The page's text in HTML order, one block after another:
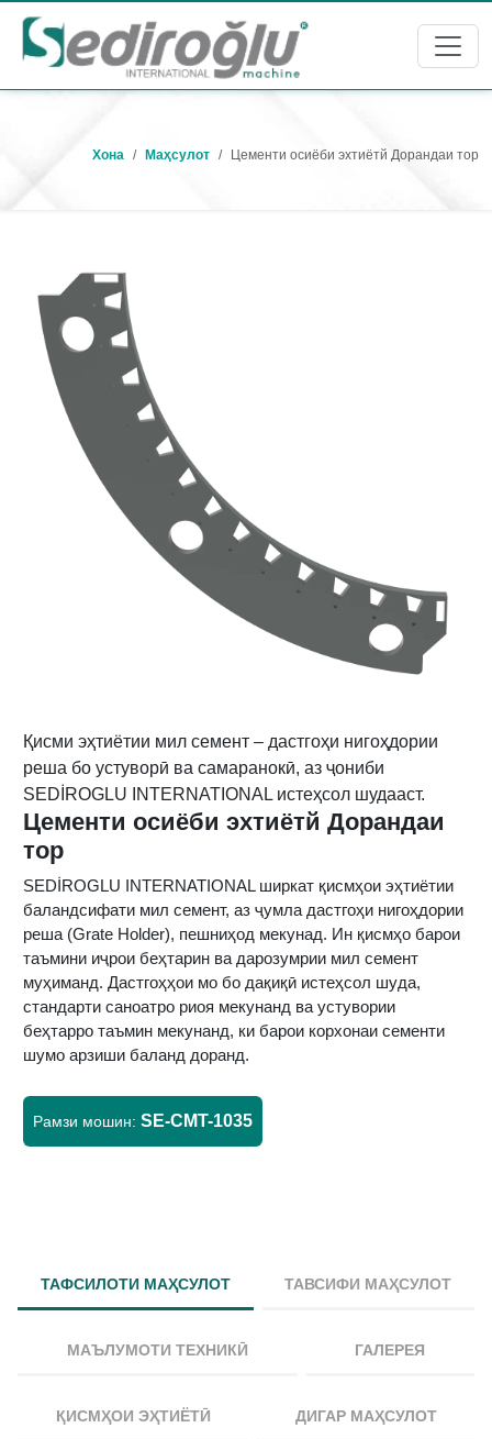
Хона Маҳсулот Цементи осиёби эхтиётй Дорандаи тор
Қисми эҳтиётии мил семент – дастгоҳи нигоҳдории
реша бо устуворӣ ва самаранокӣ, аз ҷониби
SEDİROGLU INTERNATIONAL истеҳсол шудааст.
Цементи осиёби эхтиётй Дорандаи
тор
SEDİROGLU INTERNATIONAL ширкат қисмҳои эҳтиётии
баландсифати мил семент, аз ҷумла дастгоҳи нигоҳдории
реша (Grate Holder), пешниҳод мекунад. Ин қисмҳо барои
таъмини иҷрои беҳтарин ва дарозумрии мил семент
муҳиманд. Дастгоҳҳои мо бо дақиқӣ истеҳсол шуда,
стандарти саноатро риоя мекунанд ва устувории
беҳтарро таъмин мекунанд, ки барои корхонаи сементи
шумо арзиши баланд доранд.
Рамзи мошин: SE-CMT-1035
ТАФСИЛОТИ МАҲСУЛОТ ТАВСИФИ МАҲСУЛОТ
МАЪЛУМОТИ ТЕХНИКӢ ГАЛЕРЕЯ
ҚИСМҲОИ ЭҲТИЁТӢ ДИГАР МАҲСУЛОТ